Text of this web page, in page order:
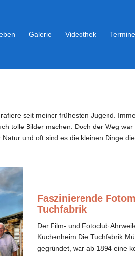
Galerie Videothek Termine
seit meiner frühesten Jugend.
tolle Bilder machen. Doch der Weg
und oft sind es die kleinen Dinge
Faszinierende
Tuchfabrik
Der Film- und Fotoclub
Kuchenheim Die Tuchfabrik
gegründet, war ab 1894 eine